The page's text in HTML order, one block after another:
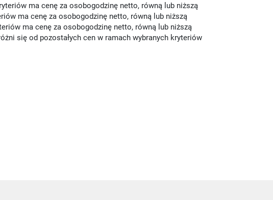
ma cenę za osobogodzinę netto, równą lub niższą
ma cenę za osobogodzinę netto, równą lub niższą
ma cenę za osobogodzinę netto, równą lub niższą
się od pozostałych cen w ramach wybranych kryteriów